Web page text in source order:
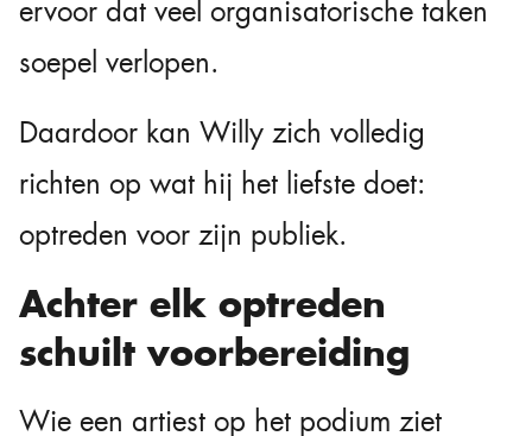
ervoor dat veel organisatorische taken
soepel verlopen.
Daardoor kan Willy zich volledig
richten op wat hij het liefste doet:
optreden voor zijn publiek.
Achter elk optreden
schuilt voorbereiding
Wie een artiest op het podium ziet